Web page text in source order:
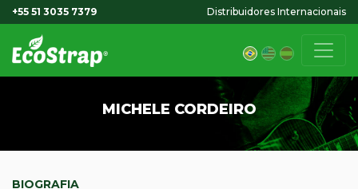
+55 51 3035 7379 Distribuidores Internacionais
MICHELE CORDEIRO
BIOGRAFIA